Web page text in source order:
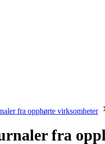
fra opphørte virksomheter
fra